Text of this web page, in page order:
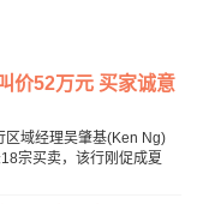
价52万元 买家诚意
区域经理吴肇基(Ken Ng)
宗买卖，该行刚促成夏